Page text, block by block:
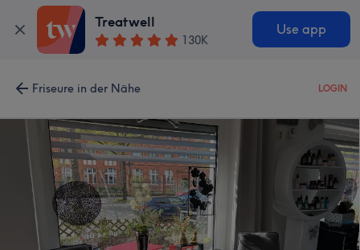
Treatwell
130K
Use app
Friseure in der Nähe LOGIN